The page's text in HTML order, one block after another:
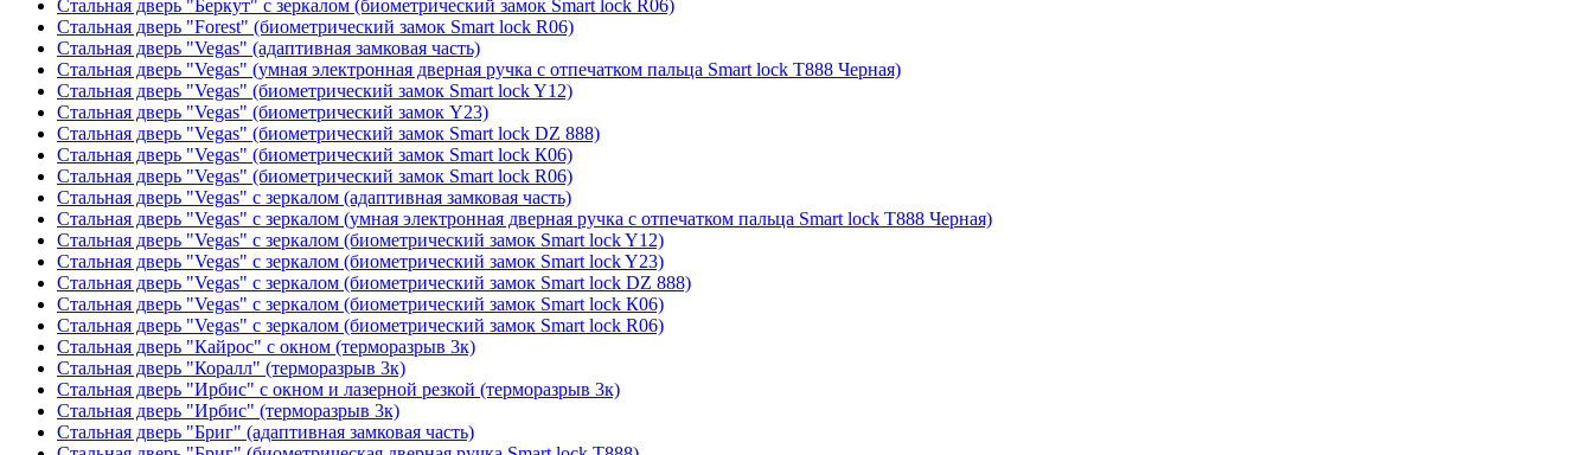
Стальная дверь "Беркут" с зеркалом (биометрический замок Smart lock R06)
Стальная дверь "Forest" (биометрический замок Smart lock R06)
Стальная дверь "Vegas" (адаптивная замковая часть)
Стальная дверь "Vegas" (умная электронная дверная ручка с отпечатком пальца Smart lock T888 Черная)
Стальная дверь "Vegas" (биометрический замок Smart lock Y12)
Стальная дверь "Vegas" (биометрический замок Y23)
Стальная дверь "Vegas" (биометрический замок Smart lock DZ 888)
Стальная дверь "Vegas" (биометрический замок Smart lock К06)
Стальная дверь "Vegas" (биометрический замок Smart lock R06)
Стальная дверь "Vegas" с зеркалом (адаптивная замковая часть)
Стальная дверь "Vegas" с зеркалом (умная электронная дверная ручка с отпечатком пальца Smart lock T888 Черная)
Стальная дверь "Vegas" с зеркалом (биометрический замок Smart lock Y12)
Стальная дверь "Vegas" с зеркалом (биометрический замок Smart lock Y23)
Стальная дверь "Vegas" с зеркалом (биометрический замок Smart lock DZ 888)
Стальная дверь "Vegas" с зеркалом (биометрический замок Smart lock К06)
Стальная дверь "Vegas" с зеркалом (биометрический замок Smart lock R06)
Стальная дверь "Кайрос" с окном (терморазрыв 3к)
Стальная дверь "Коралл" (терморазрыв 3к)
Стальная дверь "Ирбис" с окном и лазерной резкой (терморазрыв 3к)
Стальная дверь "Ирбис" (терморазрыв 3к)
Стальная дверь "Бриг" (адаптивная замковая часть)